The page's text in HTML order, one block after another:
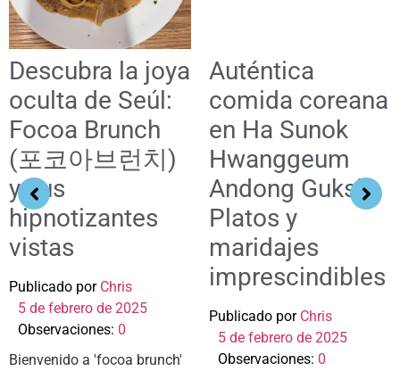
Descubra la joya
oculta de Seúl:
Focoa Brunch
(포코아브런치)
y sus
hipnotizantes
vistas
Publicado por Chris
5 de febrero de 2025
Observaciones: 0
Bienvenido a 'focoa brunch'
Auténtica
comida coreana
en Ha Sunok
Hwanggeum
Andong Guksi:
Platos y
maridajes
imprescindibles
Publicado por Chris
5 de febrero de 2025
Observaciones: 0